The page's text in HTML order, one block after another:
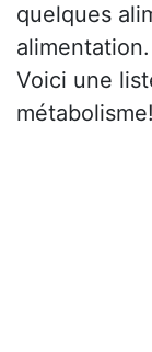
quelques
Voici une
métabolisme!